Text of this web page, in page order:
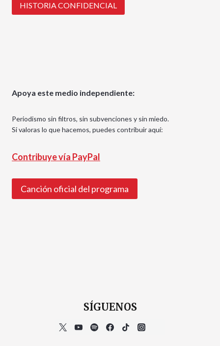
HISTORIA CONFIDENCIAL
Apoya este medio independiente:
Periodismo sin filtros, sin subvenciones y sin miedo.
Si valoras lo que hacemos, puedes contribuir aquí:
Contribuye vía PayPal
Canción oficial del programa
SÍGUENOS